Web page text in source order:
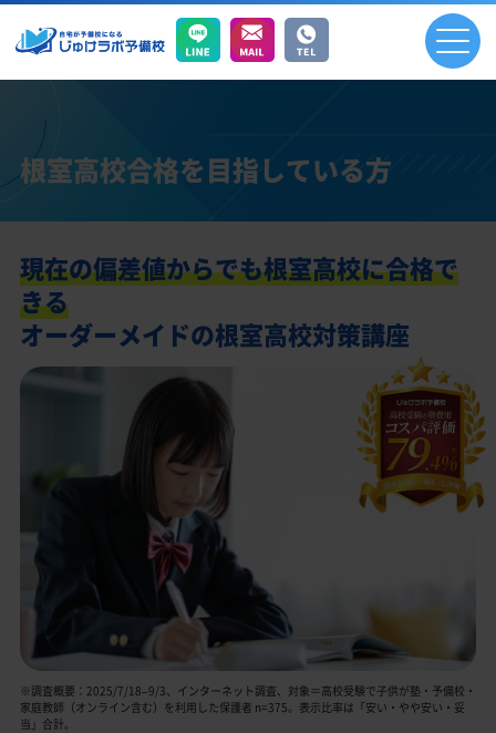
根室高校合格を目指している方
現在の偏差値からでも根室高校に合格で
きる
オーダーメイドの根室高校対策講座
※調査概要：2025/7/18–9/3、インターネット調査、対象＝高校受験で子供が塾・予備校・
家庭教師（オンライン含む）を利用した保護者 n=375。表示比率は「安い・やや安い・妥
当」合計。